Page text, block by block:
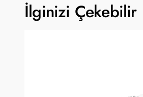
İlginizi Çekebilir